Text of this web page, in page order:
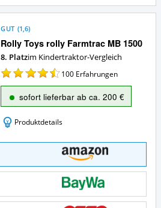
Rolly Toys rolly Farmtrac MB 1500
GUT (1,6)
8. Platzim Kindertraktor-Vergleich
100 Erfahrungen
sofort lieferbar ab ca. 200 €
Produktdetails